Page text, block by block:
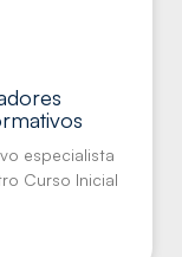
especialista
Curso Inicial